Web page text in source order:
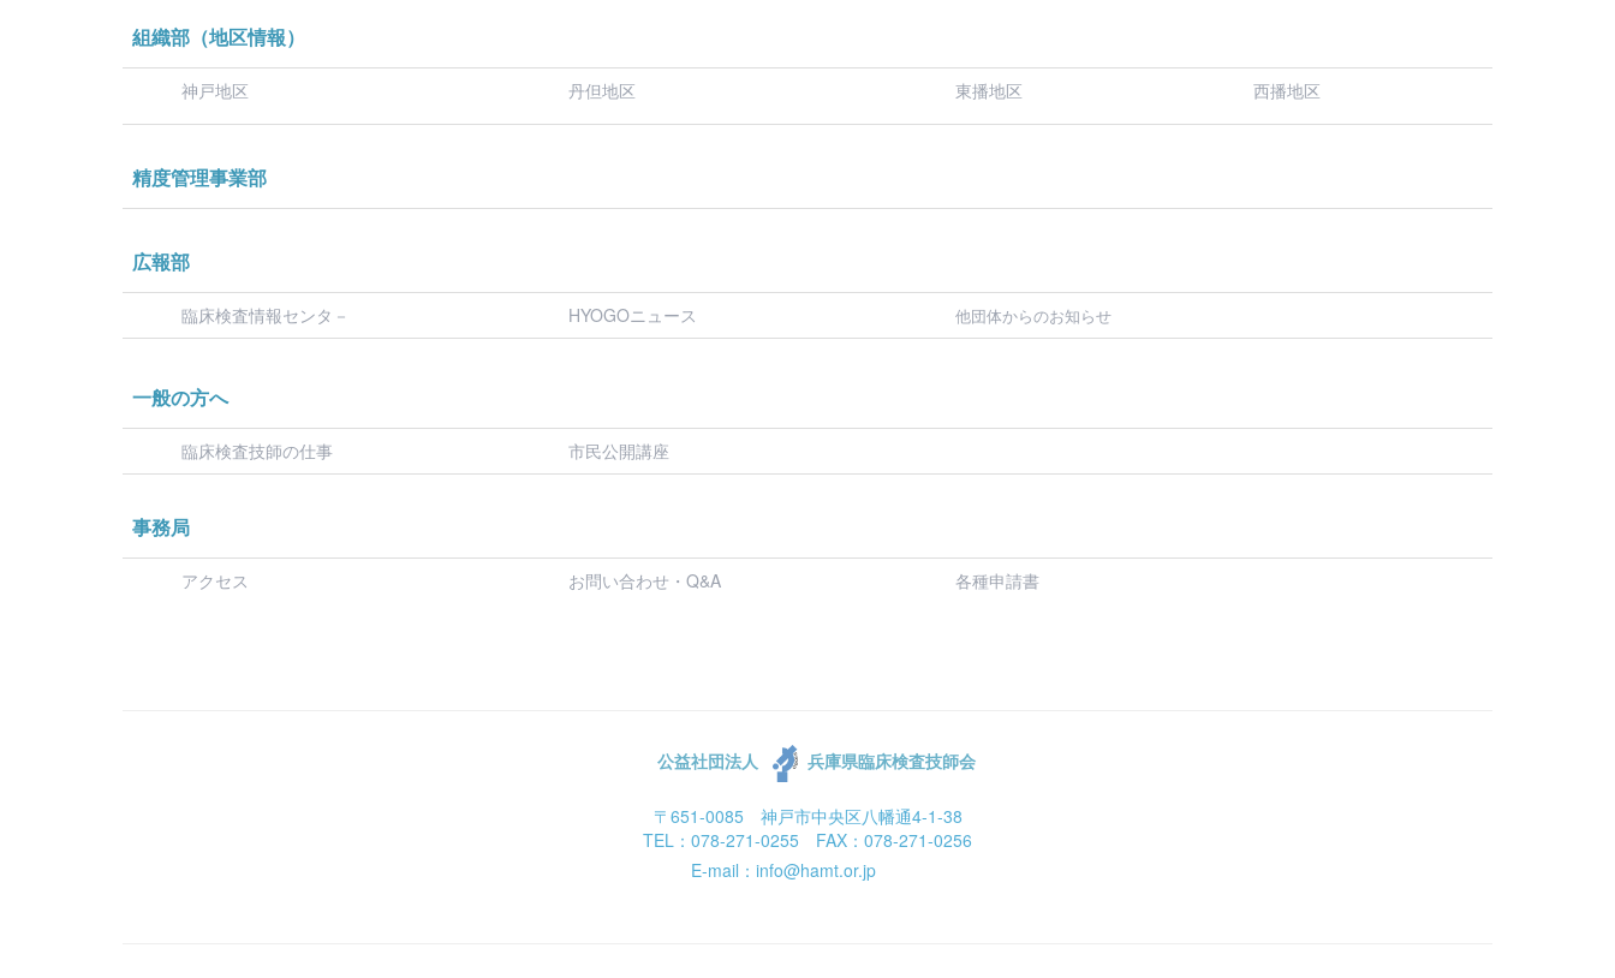
組織部（地区情報）
神戸地区 丹但地区 東播地区 西播地区
精度管理事業部
広報部
臨床検査情報センタ－ HYOGOニュース 他団体からのお知らせ
一般の方へ
臨床検査技師の仕事 市民公開講座
事務局
アクセス お問い合わせ・Q&A 各種申請書
公益社団法人 兵庫県臨床検査技師会
〒651-0085 神戸市中央区八幡通4-1-38
TEL：078-271-0255 FAX：078-271-0256
E-mail：info@hamt.or.jp